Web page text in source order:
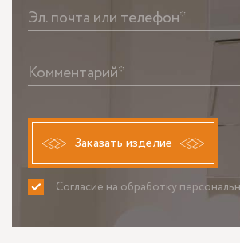
Эл. почта или телефон*
Комментарий*
Заказать изделие
Согласие на обработку
ПРИНИМАЮ НЕ